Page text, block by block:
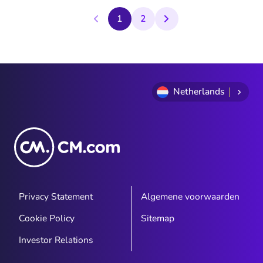
hygiëne en datacollectie.
1 2
Netherlands
Privacy Statement
Algemene voorwaarden
Cookie Policy
Sitemap
Investor Relations